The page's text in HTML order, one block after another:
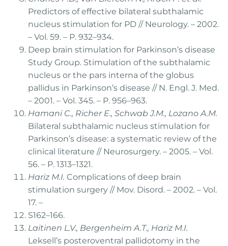
Predictors of effective bilateral subthalamic
nucleus stimulation for PD // Neurology. – 2002.
– Vol. 59. – P. 932–934.
Deep brain stimulation for Parkinson’s disease
Study Group. Stimulation of the subthalamic
nucleus or the pars interna of the globus
pallidus in Parkinson’s disease // N. Engl. J. Med.
– 2001. – Vol. 345. – P. 956–963.
Hamani C., Richer E., Schwab J.M., Lozano A.M.
Bilateral subthalamic nucleus stimulation for
Parkinson’s disease: a systematic review of the
clinical literature // Neurosurgery. – 2005. – Vol.
56. – P. 1313–1321.
Hariz M.I. Complications of deep brain
stimulation surgery // Mov. Disord. – 2002. – Vol.
17. –
S162–166.
Laitinen L.V., Bergenheim A.T., Hariz M.I.
Leksell’s posteroventral pallidotomy in the